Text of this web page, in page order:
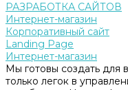
РАЗРАБОТКА САЙТОВ
Интернет-магазин
Корпоративный сайт
Landing Page
Интернет-магазин
Мы готовы создать для
только легок в